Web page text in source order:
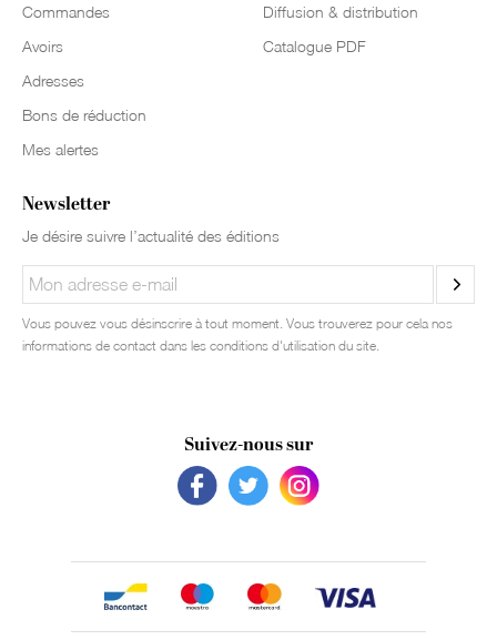
Commandes
Avoirs
Adresses
Bons de réduction
Mes alertes
Diffusion & distribution
Catalogue PDF
Newsletter
Je désire suivre l’actualité des éditions
Vous pouvez vous désinscrire à tout moment. Vous trouverez pour cela nos
informations de contact dans les conditions d'utilisation du site.
Suivez-nous sur